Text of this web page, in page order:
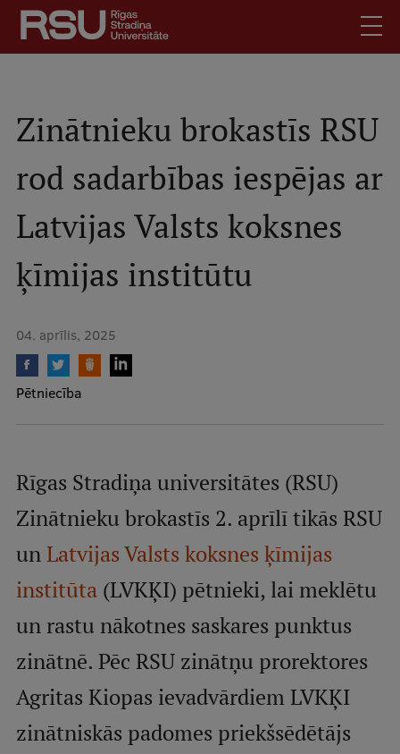
Pārlekt
galveno
saturu
Mobile
augšējā
izvēlne
Studentiem
Absolventiem
Darbiniekiem
Darba devējiem
Kontakti
Vakances
izvēlne
Pamatstudiju programmas
Maģistra studiju programmas
Doktorantūra
Rezidentūra
Uzņemšana
Praktiska informācija
Zinātnieku brokastīs RSU
rod sadarbības iespējas ar
Latvijas Valsts koksnes
ķīmijas institūtu
04. aprīlis, 2025
Pētniecība
Rīgas Stradiņa universitātes (RSU)
Zinātnieku brokastīs 2. aprīlī tikās RSU
unLatvijas Valsts koksnes ķīmijas
institūta(LVKĶI) pētnieki, lai meklētu
un rastu nākotnes saskares punktus
zinātnē. Pēc RSU zinātņu prorektores
Agritas Kiopas ievadvārdiem LVKĶI
zinātniskās padomes priekšsēdētājs